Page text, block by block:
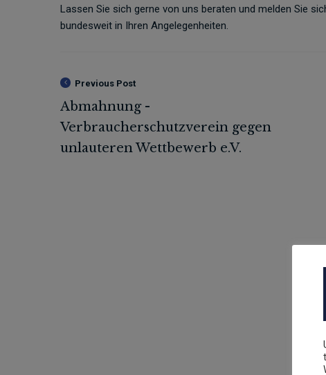
Lassen Sie sich gerne von uns beraten und melden Sie
bundesweit in Ihren Angelegenheiten.
Previous Post